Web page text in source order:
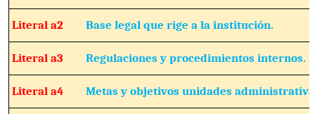
Literal a2Base legal que rige a la institución.
Literal a3Regulaciones y procedimientos internos.
Literal a4Metas y objetivos unidades